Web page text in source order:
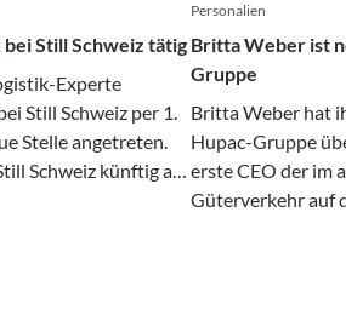
Still Schweiz tätig
Experte
Still Schweiz per 1.
Stelle angetreten.
Schweiz künftig als
Personalien
Britta Weber ist
Gruppe
Britta Weber hat
Hupac-Gruppe
erste CEO der im
Güterverkehr auf